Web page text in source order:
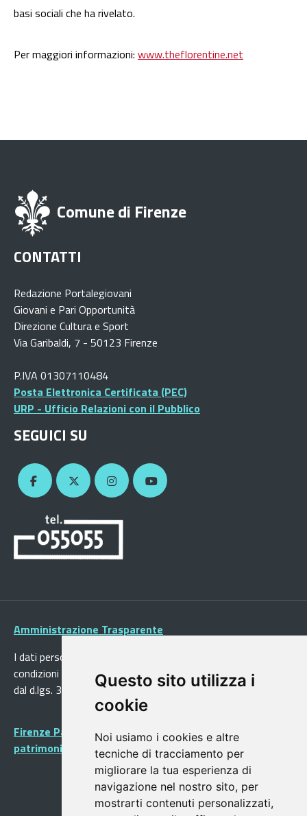
Questo sito utilizza i
cookie
Noi usiamo i cookies e altre
tecniche di tracciamento per
migliorare la tua esperienza di
navigazione nel nostro sito, per
mostrarti contenuti personalizzati,
basi sociali che ha rivelato.
Per maggiori informazioni: www.theflorentine.net
Comune di Firenze
CONTATTI
Redazione Portalegiovani
Giovani e Pari Opportunità
Direzione Cultura e Sport
Via Garibaldi, 7 - 50123 Firenze
P.IVA 01307110484
Posta Elettronica Certificata (PEC)
URP - Ufficio Relazioni con il Pubblico
SEGUICI SU
Amministrazione Trasparente
I dati personali pubblicati sono riutilizzabili solo alle
condizioni previste dalla direttiva comunitaria 2003/98/CE e
dal d.lgs. 36/2006
Firenze Patrimonio Mondiale - Centro storico di Firenze
patrimonio dell’Umanità